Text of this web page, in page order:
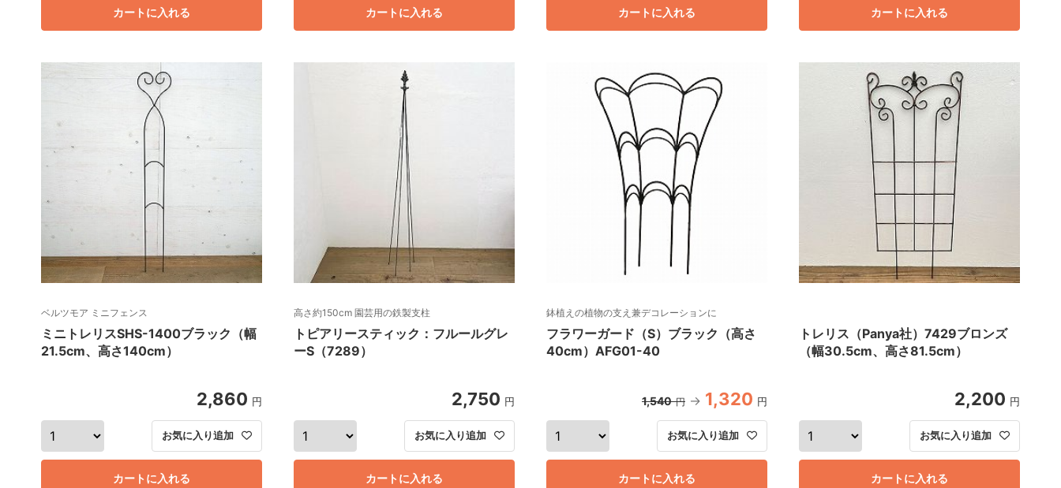
カートに入れる カートに入れる カートに入れる カートに入れる
ベルツモア ミニフェンス
ミニトレリスSHS-1400ブラック（幅
21.5cm、高さ140cm）
2,860 円
カートに入れる
お気に入り追加
高さ約150cm 園芸用の鉄製支柱
トピアリースティック：フルールグレ
ーS（7289）
2,750 円
カートに入れる
お気に入り追加
鉢植えの植物の支え兼デコレーションに
フラワーガード（S）ブラック（高さ
40cm）AFG01-40
1,540 円 1,320 円
カートに入れる
お気に入り追加
トレリス（Panya社）7429ブロンズ
（幅30.5cm、高さ81.5cm）
2,200 円
カートに入れる
お気に入り追加